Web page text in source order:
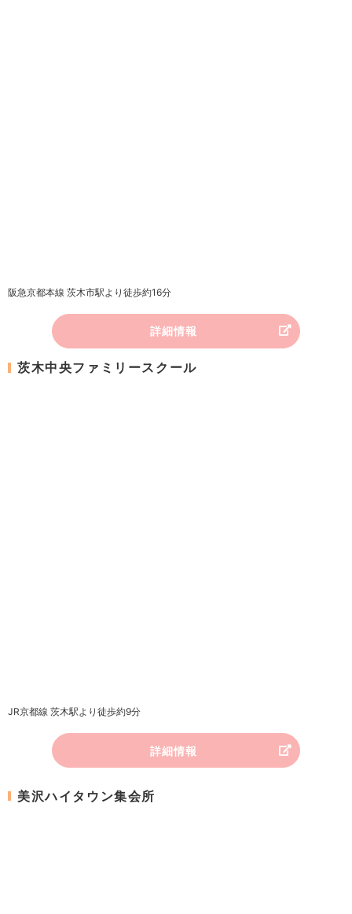
阪急京都本線 茨木市駅より徒歩約16分
詳細情報
茨木中央ファミリースクール
JR京都線 茨木駅より徒歩約9分
詳細情報
美沢ハイタウン集会所